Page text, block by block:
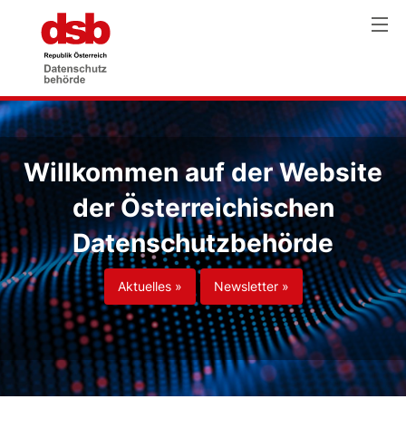
Willkommen auf der Website
der Österreichischen
Datenschutzbehörde
Aktuelles » Newsletter »